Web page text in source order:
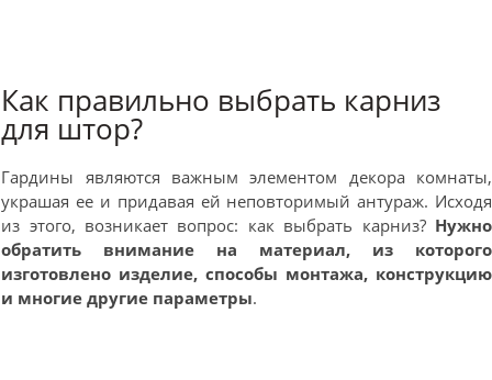
Как правильно выбрать карниз
для штор?
Гардины являются важным элементом декора комнаты,
украшая ее и придавая ей неповторимый антураж. Исходя
из этого, возникает вопрос: как выбрать карниз? Нужно
обратить внимание на материал, из которого
изготовлено изделие, способы монтажа, конструкцию
и многие другие параметры.